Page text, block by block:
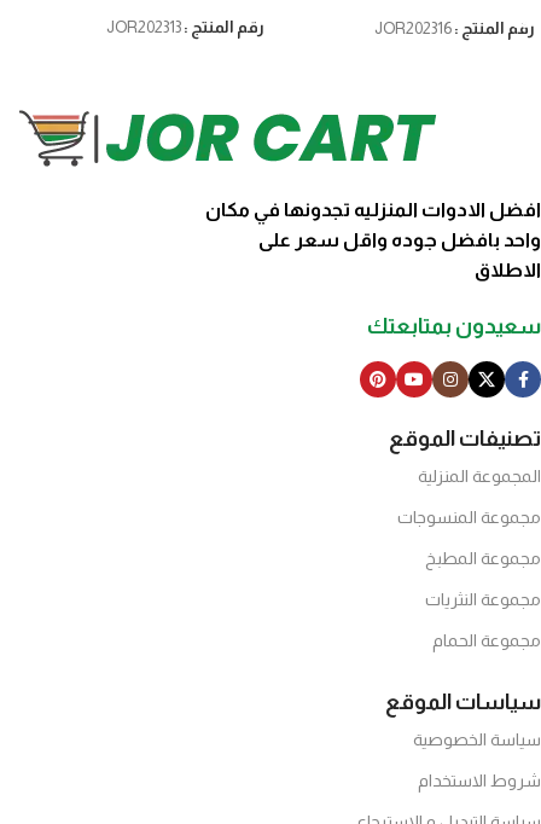
رقم المنتج : JOR202316 رقم المنتج : JOR202313
افضل الادوات المنزليه تجدونها في مكان
واحد بافضل جوده واقل سعر على
الاطلاق
سعيدون بمتابعتك
تصنيفات الموقع
المجموعة المنزلية
مجموعة المنسوجات
مجموعة المطبخ
مجموعة النثريات
مجموعة الحمام
سياسات الموقع
سياسة الخصوصية
شروط الاستخدام